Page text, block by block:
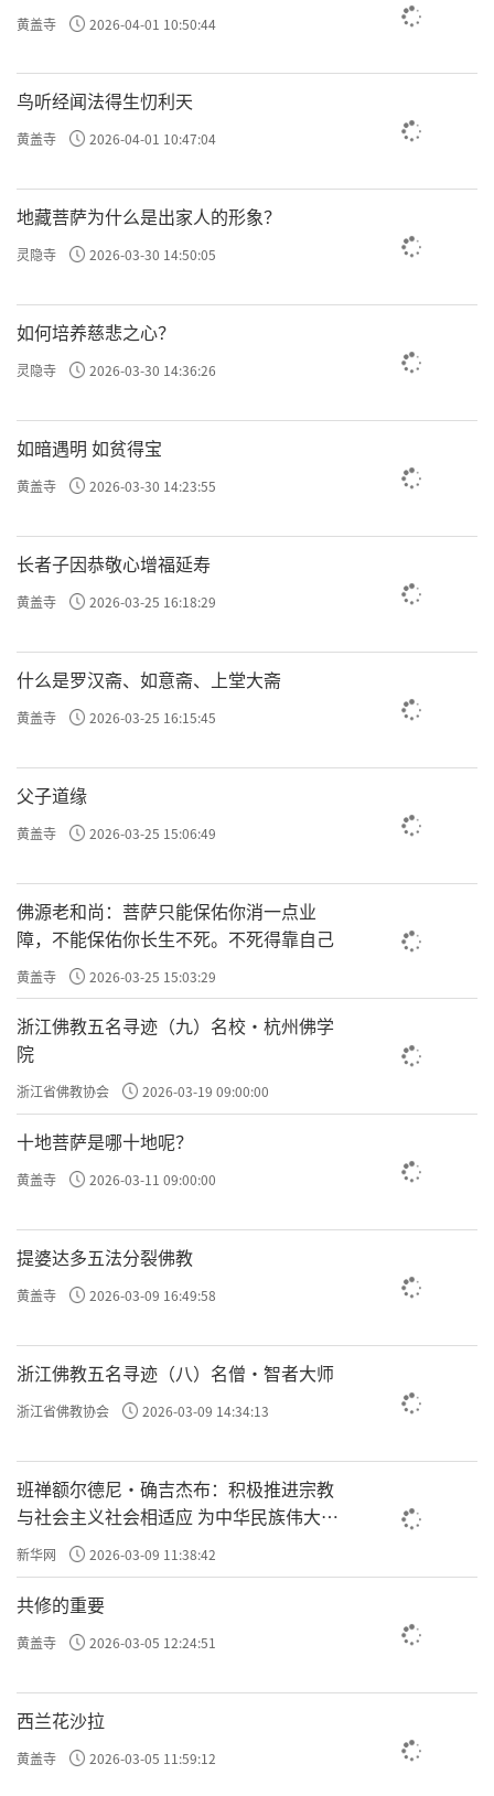
黄盖寺 2026-04-01 10:50:44
鸟听经闻法得生忉利天
黄盖寺 2026-04-01 10:47:04
地藏菩萨为什么是出家人的形象？
灵隐寺 2026-03-30 14:50:05
如何培养慈悲之心？
灵隐寺 2026-03-30 14:36:26
如暗遇明 如贫得宝
黄盖寺 2026-03-30 14:23:55
长者子因恭敬心增福延寿
黄盖寺 2026-03-25 16:18:29
什么是罗汉斋、如意斋、上堂大斋
黄盖寺 2026-03-25 16:15:45
父子道缘
黄盖寺 2026-03-25 15:06:49
佛源老和尚：菩萨只能保佑你消一点业
障，不能保佑你长生不死。不死得靠自己
黄盖寺 2026-03-25 15:03:29
浙江佛教五名寻迹（九）名校·杭州佛学
院
浙江省佛教协会 2026-03-19 09:00:00
十地菩萨是哪十地呢？
黄盖寺 2026-03-11 09:00:00
提婆达多五法分裂佛教
黄盖寺 2026-03-09 16:49:58
浙江佛教五名寻迹（八）名僧·智者大师
浙江省佛教协会 2026-03-09 14:34:13
班禅额尔德尼·确吉杰布：积极推进宗教
与社会主义社会相适应 为中华民族伟大复
兴贡献力量
新华网 2026-03-09 11:38:42
共修的重要
黄盖寺 2026-03-05 12:24:51
西兰花沙拉
黄盖寺 2026-03-05 11:59:12